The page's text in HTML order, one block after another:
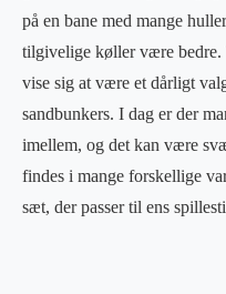
på en bane med mange
tilgivelige køller være
vise sig at være et dårligt
sandbunkers. I dag er der
imellem, og det kan være
findes i mange forskellige
sæt, der passer til ens